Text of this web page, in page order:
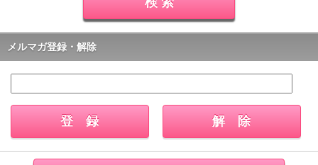
メルマガ登録・解除